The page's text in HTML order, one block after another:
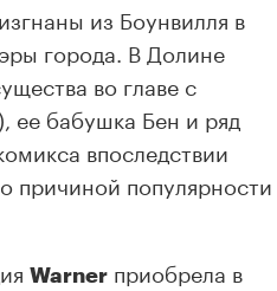
из Боунвилля в
города. В Долине
во главе с
ее бабушка Бен и ряд
впоследствии
причиной популярности
Warner приобрела в